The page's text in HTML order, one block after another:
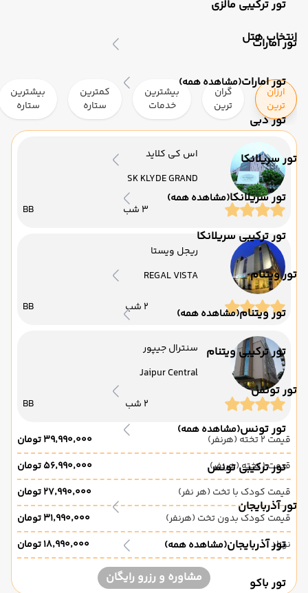
تور ترکیبی مالزی
تور امارات
تور امارات(مشاهده همه)
تور دبی
تور سریلانکا
تور سریلانکا(مشاهده همه)
تور ترکیبی سریلانکا
تور ویتنام
تور ویتنام(مشاهده همه)
تور ترکیبی ویتنام
تور تونس
تور تونس(مشاهده همه)
تور ترکیبی تونس
تور آذربایجان
تور آذربایجان(مشاهده همه)
تور باکو
انتخاب هتل
ارزان
ترین
گران
ترین
بیشترین
خدمات
کمترین
ستاره
بیشترین
ستاره
اس کی کلاید
SK KLYDE GRAND
3 شب BB
ریجل ویستا
REGAL VISTA
2 شب BB
سنترال جیپور
Jaipur Central
2 شب BB
قیمت 2 تخته (هرنفر)
۳۹٬۹۹۰٬۰۰۰ تومان
قیمت 1 تخته (هرنفر)
۵۶٬۹۹۰٬۰۰۰ تومان
قیمت کودک با تخت (هر نفر)
۲۷٬۹۹۰٬۰۰۰ تومان
قیمت کودک بدون تخت (هرنفر)
۳۱٬۹۹۰٬۰۰۰ تومان
نوزاد
۱۸٬۹۹۰٬۰۰۰ تومان
مشاوره و رزرو رایگان